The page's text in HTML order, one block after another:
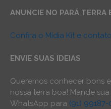
ANUNCIE NO PARÁ TERRA
Confira o Mídia Kit e
ENVIE SUAS IDEIAS
Queremos conhecer bons
nossa terra boa! Mande
WhatsApp para (91) 99187-